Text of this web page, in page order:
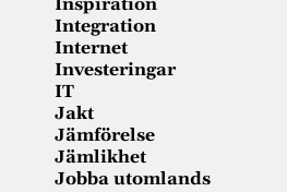
Inspiration
Integration
Internet
Investeringar
IT
Jakt
Jämförelse
Jämlikhet
Jobba utomlands